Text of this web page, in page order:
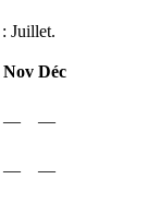
: Juillet.
Nov Déc
—
—
—
—